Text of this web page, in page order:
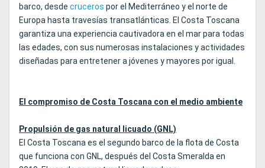
barco, desde cruceros por el Mediterráneo y el norte de
Europa hasta travesías transatlánticas. El Costa Toscana
garantiza una experiencia cautivadora en el mar para todas
las edades, con sus numerosas instalaciones y actividades
diseñadas para entretener a jóvenes y mayores por igual.
El compromiso de Costa Toscana con el medio ambiente
Propulsión de gas natural licuado (GNL)
El Costa Toscana es el segundo barco de la flota de Costa
que funciona con GNL, después del Costa Smeralda en